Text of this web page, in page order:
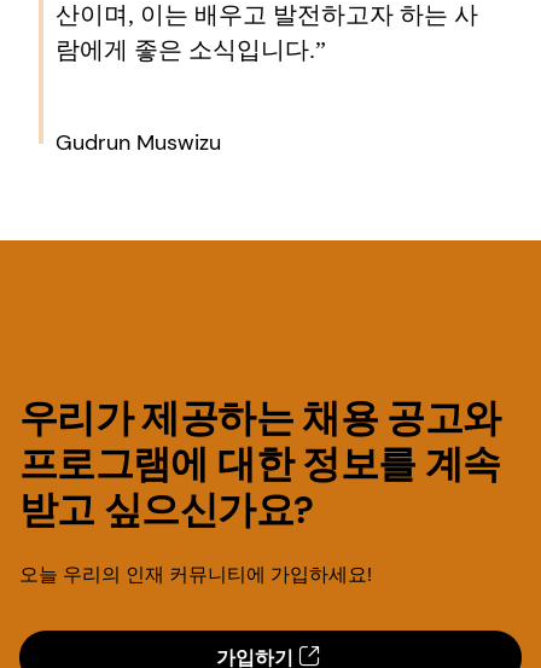
산이며, 이는 배우고 발전하고자 하는 사
람에게 좋은 소식입니다.”
Gudrun Muswizu
우리가 제공하는 채용 공고와
프로그램에 대한 정보를 계속
받고 싶으신가요?
오늘 우리의 인재 커뮤니티에 가입하세요!
가입하기